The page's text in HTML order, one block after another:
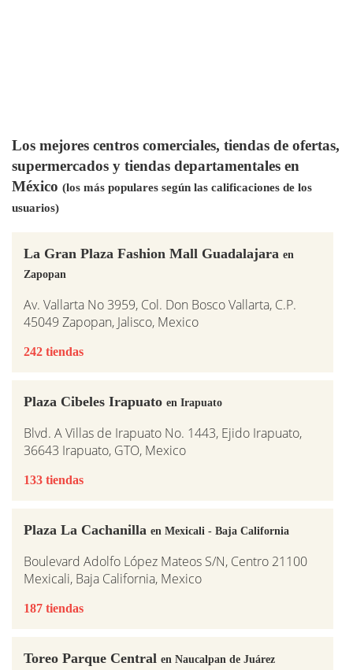
Los mejores centros comerciales, tiendas de ofertas,
supermercados y tiendas departamentales en
México (los más populares según las calificaciones de los
usuarios)
La Gran Plaza Fashion Mall Guadalajara en
Zapopan
Av. Vallarta No 3959, Col. Don Bosco Vallarta, C.P.
45049 Zapopan, Jalisco, Mexico
242 tiendas
Plaza Cibeles Irapuato en Irapuato
Blvd. A Villas de Irapuato No. 1443, Ejido Irapuato,
36643 Irapuato, GTO, Mexico
133 tiendas
Plaza La Cachanilla en Mexicali - Baja California
Boulevard Adolfo López Mateos S/N, Centro 21100
Mexicali, Baja California, Mexico
187 tiendas
Toreo Parque Central en Naucalpan de Juárez